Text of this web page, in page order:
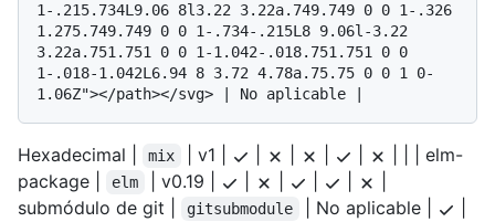
1-.215.734L9.06 8l3.22 3.22a.749.749 0 0 1-.326
1.275.749.749 0 0 1-.734-.215L8 9.06l-3.22
3.22a.751.751 0 0 1-1.042-.018.751.751 0 0
1-.018-1.042L6.94 8 3.72 4.78a.75.75 0 0 1 0-
Hexadecimal | mix | v1 |
| | | elm-
package |
elm | v0.19 |
submódulo de git |
gitsubmodule | No aplicable |